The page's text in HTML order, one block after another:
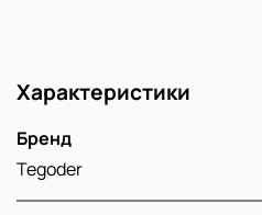
Характеристики
Бренд
Tegoder